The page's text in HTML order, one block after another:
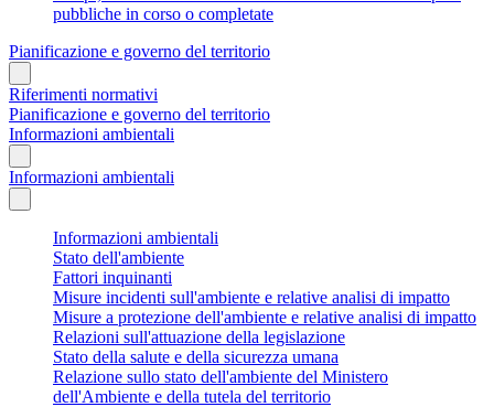
pubbliche in corso o completate
Pianificazione e governo del territorio
Riferimenti normativi
Pianificazione e governo del territorio
Informazioni ambientali
Informazioni ambientali
Informazioni ambientali
Stato dell'ambiente
Fattori inquinanti
Misure incidenti sull'ambiente e relative analisi di impatto
Misure a protezione dell'ambiente e relative analisi di impatto
Relazioni sull'attuazione della legislazione
Stato della salute e della sicurezza umana
Relazione sullo stato dell'ambiente del Ministero
dell'Ambiente e della tutela del territorio